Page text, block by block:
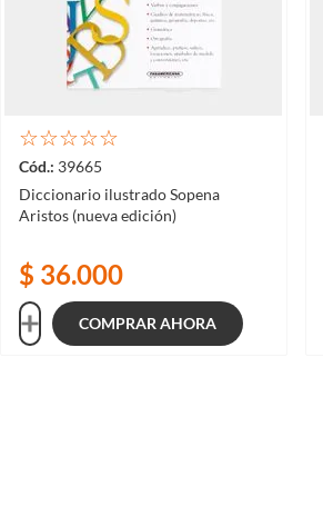
☆☆☆☆☆
39665
Diccionario ilustrado Sopena
Aristos (nueva edición)
$ 36.000
COMPRAR AHORA